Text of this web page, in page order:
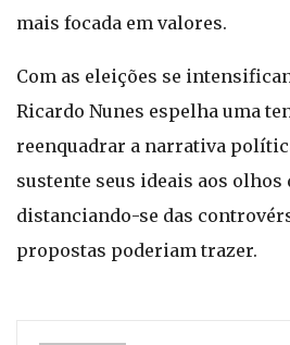
mais focada em valores.
Com as eleições se
Ricardo Nunes espelha uma
reenquadrar a narrativa
sustente seus ideais aos olhos
distanciando-se das
propostas poderiam trazer.